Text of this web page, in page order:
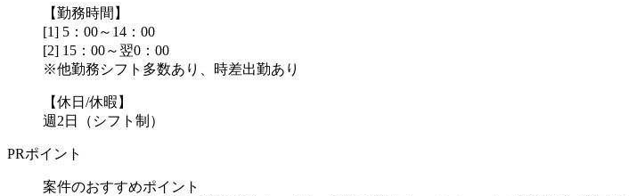
【勤務時間】
[1] 5：00～14：00
[2] 15：00～翌0：00
※他勤務シフト多数あり、時差出勤あり
【休日/休暇】
週2日（シフト制）
PRポイント
案件のおすすめポイント